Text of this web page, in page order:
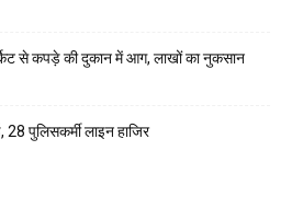
से कपड़े की दुकान में आग, लाखों का नुकसान
28 पुलिसकर्मी लाइन हाजिर